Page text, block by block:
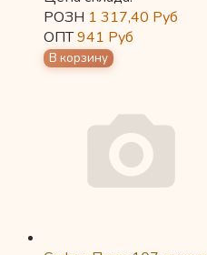
РОЗН 1 317,40 Руб
ОПТ941 Руб